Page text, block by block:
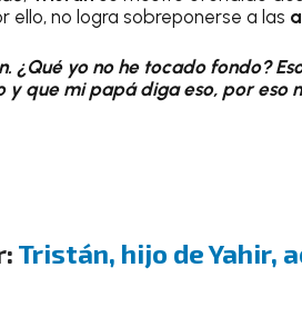
ello, no logra sobreponerse a las
¿Qué yo no he tocado fondo?
y que mi papá diga eso, por eso
Tristán, hijo de Yahir,